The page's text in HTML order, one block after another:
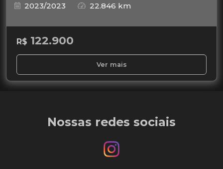
2023/2023
22.846 km
R$ 122.900
Ver mais
Nossas redes sociais